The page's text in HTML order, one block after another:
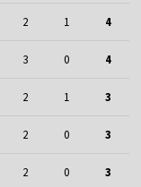
2 1 4
3 0 4
2 1 3
2 0 3
2 0 3